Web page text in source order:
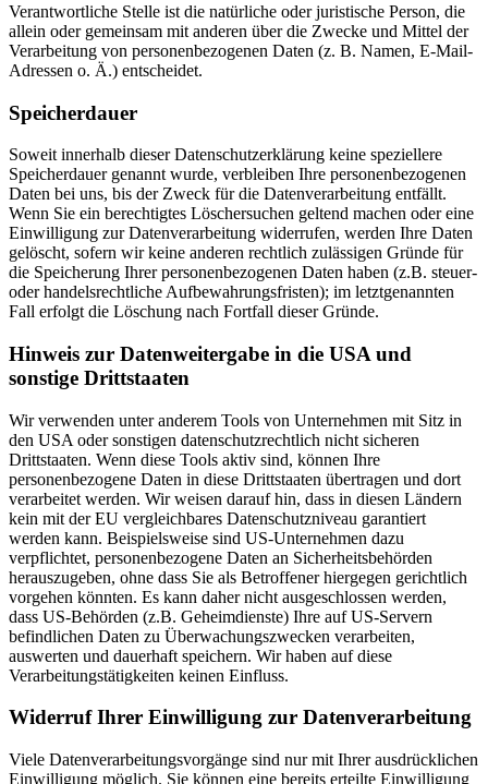
Verantwortliche Stelle ist die natürliche oder juristische Person, die
allein oder gemeinsam mit anderen über die Zwecke und Mittel der
Verarbeitung von personenbezogenen Daten (z. B. Namen, E-Mail-
Adressen o. Ä.) entscheidet.
Speicherdauer
Soweit innerhalb dieser Datenschutzerklärung keine speziellere
Speicherdauer genannt wurde, verbleiben Ihre personenbezogenen
Daten bei uns, bis der Zweck für die Datenverarbeitung entfällt.
Wenn Sie ein berechtigtes Löschersuchen geltend machen oder eine
Einwilligung zur Datenverarbeitung widerrufen, werden Ihre Daten
gelöscht, sofern wir keine anderen rechtlich zulässigen Gründe für
die Speicherung Ihrer personenbezogenen Daten haben (z.B. steuer-
oder handelsrechtliche Aufbewahrungsfristen); im letztgenannten
Fall erfolgt die Löschung nach Fortfall dieser Gründe.
Hinweis zur Datenweitergabe in die USA und
sonstige Drittstaaten
Wir verwenden unter anderem Tools von Unternehmen mit Sitz in
den USA oder sonstigen datenschutzrechtlich nicht sicheren
Drittstaaten. Wenn diese Tools aktiv sind, können Ihre
personenbezogene Daten in diese Drittstaaten übertragen und dort
verarbeitet werden. Wir weisen darauf hin, dass in diesen Ländern
kein mit der EU vergleichbares Datenschutzniveau garantiert
werden kann. Beispielsweise sind US-Unternehmen dazu
verpflichtet, personenbezogene Daten an Sicherheitsbehörden
herauszugeben, ohne dass Sie als Betroffener hiergegen gerichtlich
vorgehen könnten. Es kann daher nicht ausgeschlossen werden,
dass US-Behörden (z.B. Geheimdienste) Ihre auf US-Servern
befindlichen Daten zu Überwachungszwecken verarbeiten,
auswerten und dauerhaft speichern. Wir haben auf diese
Verarbeitungstätigkeiten keinen Einfluss.
Widerruf Ihrer Einwilligung zur Datenverarbeitung
Viele Datenverarbeitungsvorgänge sind nur mit Ihrer ausdrücklichen
Einwilligung möglich. Sie können eine bereits erteilte Einwilligung